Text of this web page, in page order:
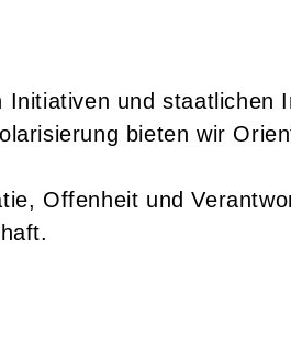
und staatlichen
bieten wir
Offenheit und